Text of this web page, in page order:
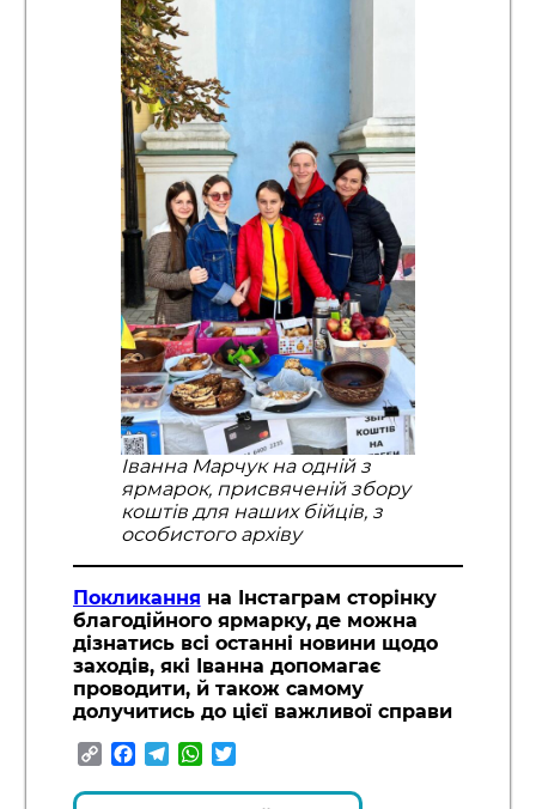
Іванна Марчук на одній з
ярмарок, присвяченій збору
коштів для наших бійців, з
особистого архіву
Покликання на Інстаграм сторінку
благодійного ярмарку, де можна
дізнатись всі останні новини щодо
заходів, які Іванна допомагає
проводити, й також самому
долучитись до цієї важливої справи
CopyFacebook
TelegramWhatsApp